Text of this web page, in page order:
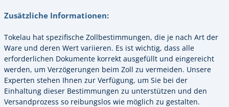
Zusätzliche Informationen:
Tokelau hat spezifische Zollbestimmungen, die je nach Art der
Ware und deren Wert variieren. Es ist wichtig, dass alle
erforderlichen Dokumente korrekt ausgefüllt und eingereicht
werden, um Verzögerungen beim Zoll zu vermeiden. Unsere
Experten stehen Ihnen zur Verfügung, um Sie bei der
Einhaltung dieser Bestimmungen zu unterstützen und den
Versandprozess so reibungslos wie möglich zu gestalten.